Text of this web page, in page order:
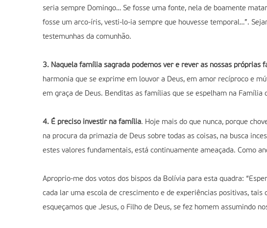
seria sempre Domingo… Se fosse uma fonte, nela de boamente
fosse um arco-íris, vesti-lo-ia sempre que houvesse temporal…”.
testemunhas da comunhão.
3. Naquela família sagrada podemos ver e rever as nossas próprias
harmonia que se exprime em louvor a Deus, em amor recíproco e
em graça de Deus. Benditas as famílias que se espelham na Família
4. É preciso investir na família. Hoje mais do que nunca, porque
na procura da primazia de Deus sobre todas as coisas, na busca
estes valores fundamentais, está continuamente ameaçada. Como
Aproprio-me dos votos dos bispos da Bolívia para esta quadra:
cada lar uma escola de crescimento e de experiências positivas,
esqueçamos que Jesus, o Filho de Deus, se fez homem assumindo